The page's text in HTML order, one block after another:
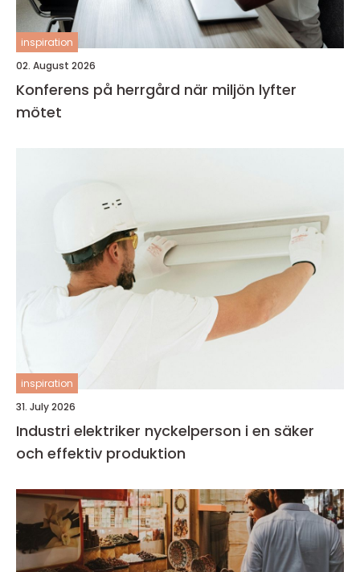
inspiration
02. August 2026
Konferens på herrgård när miljön lyfter
mötet
inspiration
31. July 2026
Industri elektriker nyckelperson i en säker
och effektiv produktion